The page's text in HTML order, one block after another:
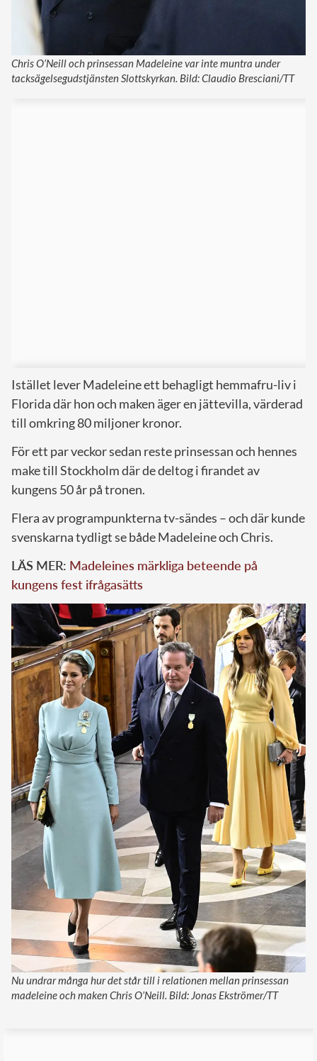
Chris O’Neill och prinsessan Madeleine var inte muntra under
tacksägelsegudstjänsten Slottskyrkan. Bild: Claudio Bresciani/TT
Istället lever Madeleine ett behagligt hemmafru-liv i
Florida där hon och maken äger en jättevilla, värderad
till omkring 80 miljoner kronor.
För ett par veckor sedan reste prinsessan och hennes
make till Stockholm där de deltog i firandet av
kungens 50 år på tronen.
Flera av programpunkterna tv-sändes – och där kunde
svenskarna tydligt se både Madeleine och Chris.
LÄS MER: Madeleines märkliga beteende på
kungens fest ifrågasätts
Nu undrar många hur det står till i relationen mellan prinsessan
madeleine och maken Chris O’Neill. Bild: Jonas Ekströmer/TT